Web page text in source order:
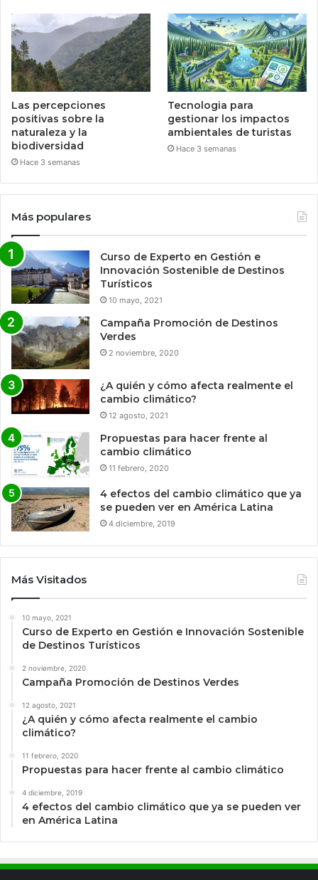
Las percepciones
positivas sobre la
naturaleza y la
biodiversidad
Hace 3 semanas
Tecnologia para
gestionar los impactos
ambientales de turistas
Hace 3 semanas
Más populares
Curso de Experto en Gestión e
Innovación Sostenible de Destinos
Turísticos
10 mayo, 2021
Campaña Promoción de Destinos
Verdes
2 noviembre, 2020
¿A quién y cómo afecta realmente el
cambio climático?
12 agosto, 2021
Propuestas para hacer frente al
cambio climático
11 febrero, 2020
4 efectos del cambio climático que ya
se pueden ver en América Latina
4 diciembre, 2019
Más Visitados
10 mayo, 2021
Curso de Experto en Gestión e Innovación Sostenible
de Destinos Turísticos
2 noviembre, 2020
Campaña Promoción de Destinos Verdes
12 agosto, 2021
¿A quién y cómo afecta realmente el cambio
climático?
11 febrero, 2020
Propuestas para hacer frente al cambio climático
4 diciembre, 2019
4 efectos del cambio climático que ya se pueden ver
en América Latina